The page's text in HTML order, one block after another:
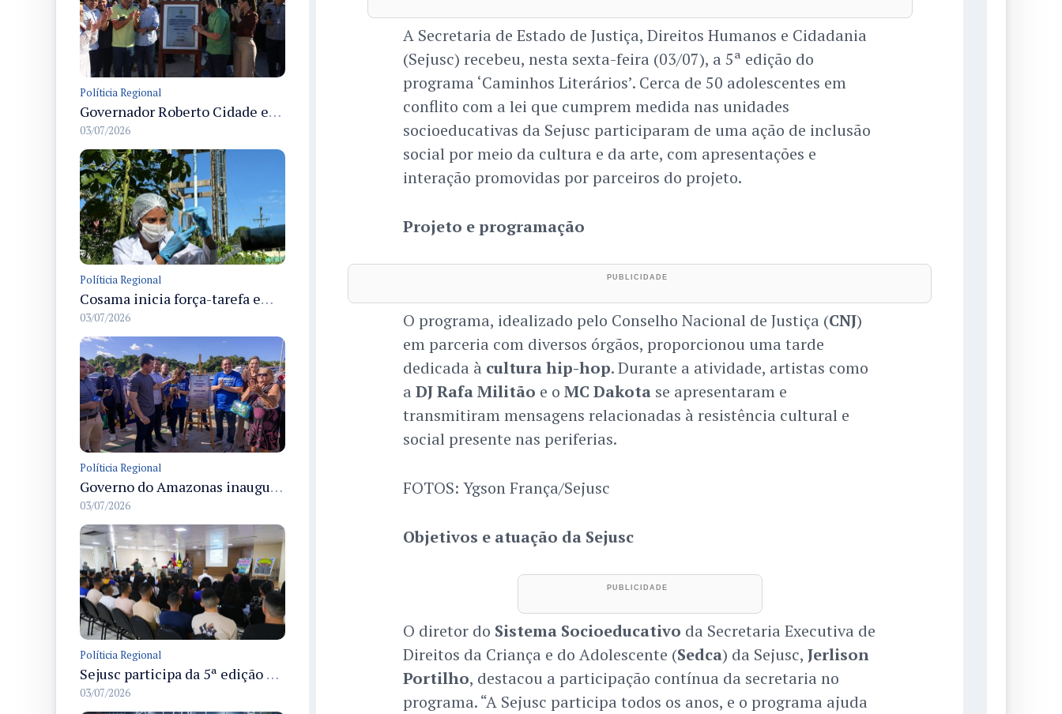
Políticia Regional
Governador Roberto Cidade entrega readequação do ambulatório da FCecon e amplia capacidade de atendimento oncológico em Manaus
03/07/2026
Políticia Regional
Cosama inicia força-tarefa em Anamã para fortalecer abastecimento de água e segurança hídrica da população
03/07/2026
Políticia Regional
Governo do Amazonas inaugura primeiro Castramóvel Fluvial para atendimento veterinário às comunidades ribeirinhas e castração gratuita
03/07/2026
Políticia Regional
Sejusc participa da 5ª edição do Caminhos Literários com foco na cultura hip-hop nas unidades socioeducativas
03/07/2026
A Secretaria de Estado de Justiça, Direitos Humanos e Cidadania
(Sejusc) recebeu, nesta sexta-feira (03/07), a 5ª edição do
programa ‘Caminhos Literários’. Cerca de 50 adolescentes em
conflito com a lei que cumprem medida nas unidades
socioeducativas da Sejusc participaram de uma ação de inclusão
social por meio da cultura e da arte, com apresentações e
interação promovidas por parceiros do projeto.
Projeto e programação
O programa, idealizado pelo Conselho Nacional de Justiça (CNJ)
em parceria com diversos órgãos, proporcionou uma tarde
dedicada à cultura hip-hop. Durante a atividade, artistas como
a DJ Rafa Militão e o MC Dakotase apresentaram e
transmitiram mensagens relacionadas à resistência cultural e
social presente nas periferias.
FOTOS: Ygson França/Sejusc
Objetivos e atuação da Sejusc
O diretor do Sistema Socioeducativo da Secretaria Executiva de
Direitos da Criança e do Adolescente (Sedca) da Sejusc, Jerlison
Portilho, destacou a participação contínua da secretaria no
programa. “A Sejusc participa todos os anos, e o programa ajuda